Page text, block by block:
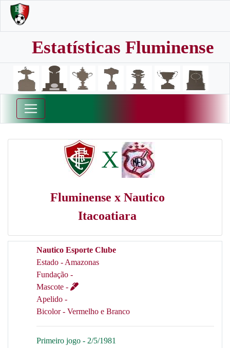
Estatísticas Fluminense
X
Fluminense x Nautico
Itacoatiara
Nautico Esporte Clube
Estado - Amazonas
Fundação -
Mascote -
Apelido -
Bicolor - Vermelho e Branco
Primeiro jogo - 2/5/1981